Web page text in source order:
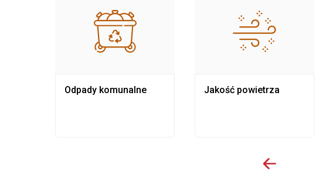
Odpady komunalne Jakość powietrza